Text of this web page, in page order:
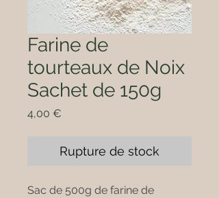
Farine de
tourteaux de Noix
Sachet de 150g
4,00 €
Rupture de stock
Sac de 500g de farine de